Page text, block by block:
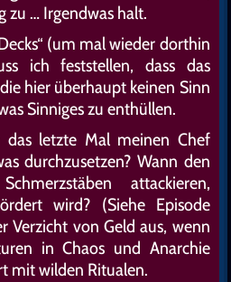
zu … Irgendwas halt.
(um mal wieder dorthin
ich feststellen, dass das
hier überhaupt keinen Sinn
Sinniges zu enthüllen.
das letzte Mal meinen Chef
durchzusetzen? Wann den
attackieren,
wird? (Siehe Episode
Verzicht von Geld aus, wenn
in Chaos und Anarchie
mit wilden Ritualen.